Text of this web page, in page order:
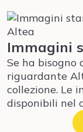
Immagini
Se ha bisogno
riguardante
collezione. Le
disponibili nel